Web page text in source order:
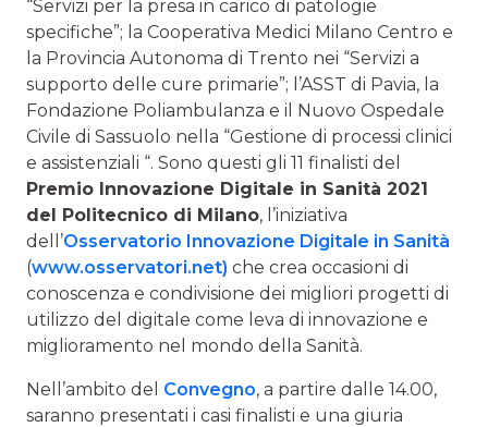
“Servizi per la presa in carico di patologie
specifiche”; la Cooperativa Medici Milano Centro e
la Provincia Autonoma di Trento nei “Servizi a
supporto delle cure primarie”; l’ASST di Pavia, la
Fondazione Poliambulanza e il Nuovo Ospedale
Civile di Sassuolo nella “Gestione di processi clinici
e assistenziali “. Sono questi gli 11 finalisti del
Premio Innovazione Digitale in Sanità 2021
del Politecnico di Milano, l’iniziativa
dell’Osservatorio Innovazione Digitale in Sanità
(www.osservatori.net) che crea occasioni di
conoscenza e condivisione dei migliori progetti di
utilizzo del digitale come leva di innovazione e
miglioramento nel mondo della Sanità.
Nell’ambito del Convegno, a partire dalle 14.00,
saranno presentati i casi finalisti e una giuria